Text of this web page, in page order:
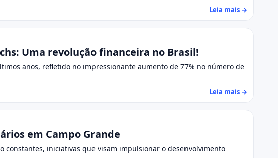
Leia mais →
Uma revolução financeira no Brasil!
anos, refletido no impressionante aumento de 77% no número de
Leia mais →
em Campo Grande
constantes, iniciativas que visam impulsionar o desenvolvimento